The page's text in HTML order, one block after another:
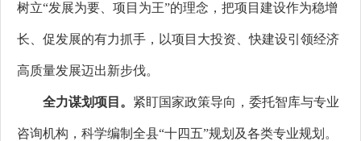
树立“发展为要、项目为王”的理念 ， 把项目建设作为稳增
长、促发展的有力抓手，以项目大投资、快建设引领经济
高质量发展迈出新步伐。
全力谋划项目。 紧盯国家政策导向，委托智库与专业
咨询机构，科学编制全县“十四五”规划及各类专业规划 。